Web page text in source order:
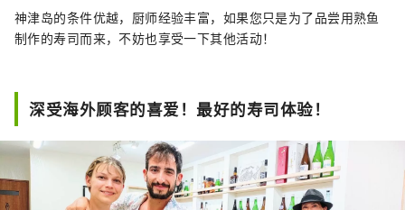
神津岛的条件优越，厨师经验丰富，如果您只是为了品尝用熟鱼
制作的寿司而来，不妨也享受一下其他活动！
深受海外顾客的喜爱！最好的寿司体验！